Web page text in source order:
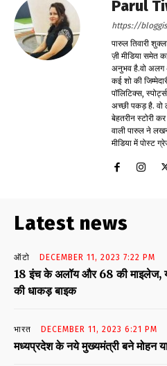
Parul
https://
पारुल तिवारी
ज़ी मीडिया समेत
अनुभव है.वो अलग
कई शो की
पॉलिटिक्स,
अच्छी पकड़ है. वो
बेहतरीन स्टोरी
वाली पारुल ने
मीडिया में पोस्ट
Latest news
ऑटो DECEMBER 11, 2023 7:22 PM
18 इंच के अलॉय और 68 की
की धाकड़ बाइक
भारत DECEMBER 11, 2023 6:21 PM
मध्यप्रदेश के नये मुख्यमंत्री बने मोहन